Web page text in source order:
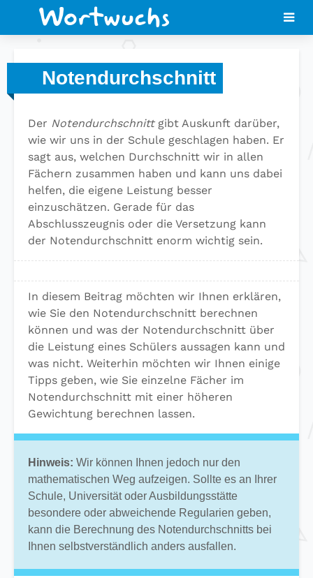
Notendurchschnitt
Der Notendurchschnittgibt Auskunft darüber,
wie wir uns in der Schule geschlagen haben. Er
sagt aus, welchen Durchschnitt wir in allen
Fächern zusammen haben und kann uns dabei
helfen, die eigene Leistung besser
einzuschätzen. Gerade für das
Abschlusszeugnis oder die Versetzung kann
der Notendurchschnitt enorm wichtig sein.
In diesem Beitrag möchten wir Ihnen erklären,
wie Sie den Notendurchschnitt berechnen
können und was der Notendurchschnitt über
die Leistung eines Schülers aussagen kann und
was nicht. Weiterhin möchten wir Ihnen einige
Tipps geben, wie Sie einzelne Fächer im
Notendurchschnitt mit einer höheren
Gewichtung berechnen lassen.
Hinweis: Wir können Ihnen jedoch nur den
mathematischen Weg aufzeigen. Sollte es an Ihrer
Schule, Universität oder Ausbildungsstätte
besondere oder abweichende Regularien geben,
kann die Berechnung des Notendurchschnitts bei
Ihnen selbstverständlich anders ausfallen.